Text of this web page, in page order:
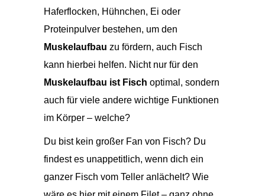
Haferflocken, Hühnchen, Ei oder
Proteinpulver bestehen, um den
Muskelaufbau zu fördern, auch Fisch
kann hierbei helfen. Nicht nur für den
Muskelaufbau ist Fisch optimal, sondern
auch für viele andere wichtige Funktionen
im Körper – welche?
Du bist kein großer Fan von Fisch? Du
findest es unappetitlich, wenn dich ein
ganzer Fisch vom Teller anlächelt? Wie